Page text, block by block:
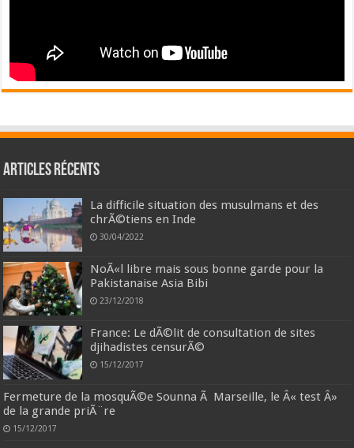
Articles récents
La difficile situation des musulmans et des
chrÃ©tiens en Inde
30/04/2022
NoÃ«l libre mais sous bonne garde pour la
Pakistanaise Asia Bibi
23/12/2018
France: Le dÃ©lit de consultation de sites
djihadistes censurÃ©
15/12/2017
Fermeture de la mosquÃ©e Sounna Ã Marseille, le Â« test Â»
de la grande priÃ¨re
15/12/2017